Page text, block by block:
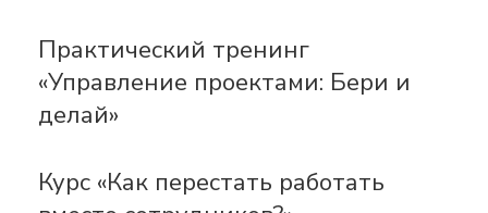
Практический тренинг
«Управление проектами: Бери и
делай»
Курс «Как перестать работать